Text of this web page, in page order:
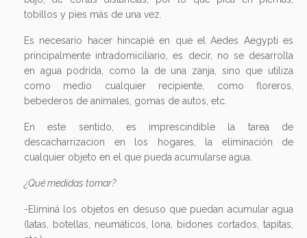
tobillos y pies más de una vez.
Es necesario hacer hincapié en que el Aedes Aegypti es
principalmente intradomiciliario, es decir, no se desarrolla
en agua podrida, como la de una zanja, sino que utiliza
como medio cualquier recipiente, como floreros,
bebederos de animales, gomas de autos, etc.
En este sentido, es imprescindible la tarea de
descacharrizacion en los hogares, la eliminación de
cualquier objeto en el que pueda acumularse agua.
¿Qué medidas tomar?
-Eliminá los objetos en desuso que puedan acumular agua
(latas, botellas, neumáticos, lona, bidones cortados, tapitas,